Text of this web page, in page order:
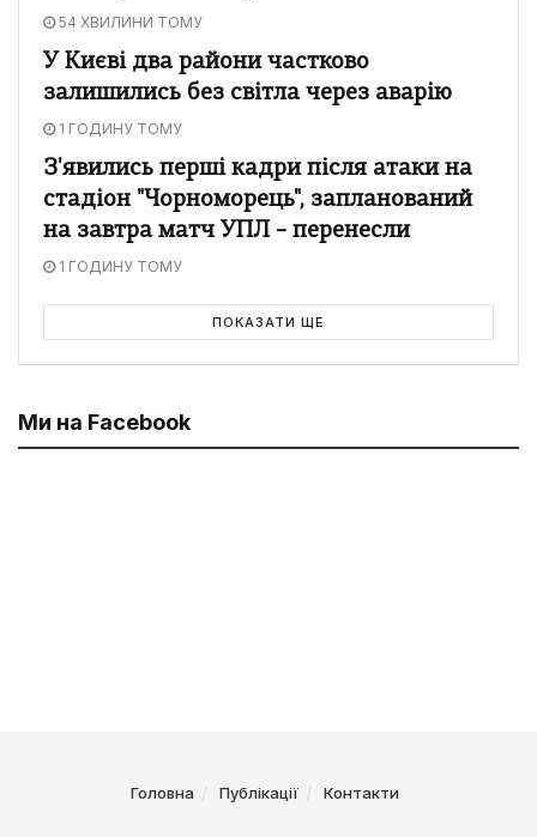
54 ХВИЛИНИ ТОМУ
У Києві два райони частково
залишились без світла через аварію
1 ГОДИНУ ТОМУ
З'явились перші кадри після атаки на
стадіон "Чорноморець", запланований
на завтра матч УПЛ – перенесли
1 ГОДИНУ ТОМУ
ПОКАЗАТИ ЩЕ
Ми на Facebook
Головна Публікації Контакти